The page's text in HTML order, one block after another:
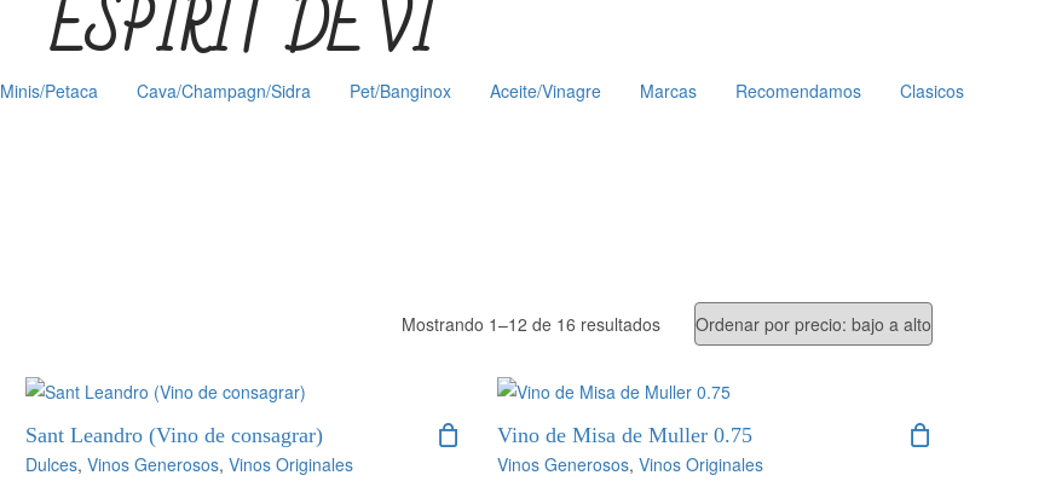
ESPIRIT DE VI
Minis/Petaca Cava/Champagn/Sidra Pet/Banginox Aceite/Vinagre Marcas Recomendamos Clasicos
Mostrando 1–12 de 16 resultadosOrdenado
bajo
Sant Leandro (Vino de consagrar)
Dulces, Vinos Generosos, Vinos Originales
Vino de Misa de Muller 0.75
Vinos Generosos, Vinos Originales